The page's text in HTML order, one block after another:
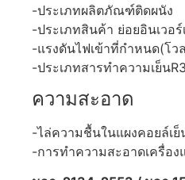
-ประเภทผลิตภัณฑ์ติดผนัง
-ประเภทสินค้า ย่อยอินเวอร์
-แรงดันไฟเข้าที่กำหนด(โว
-ประเภทสารทำความเย็น
ความสะอาด
-ไล่ความชื้นในแผงคอยล์เ
-การทำความสะอาดเครื่อ